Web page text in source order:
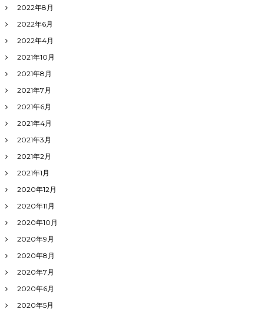
2022年8月
2022年6月
2022年4月
2021年10月
2021年8月
2021年7月
2021年6月
2021年4月
2021年3月
2021年2月
2021年1月
2020年12月
2020年11月
2020年10月
2020年9月
2020年8月
2020年7月
2020年6月
2020年5月